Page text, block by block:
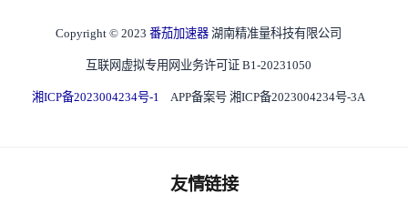
Copyright © 2023 番茄加速器 湖南精准量科技有限公司
互联网虚拟专用网业务许可证 B1-20231050
湘ICP备2023004234号-1 APP备案号 湘ICP备2023004234号-3A
友情链接